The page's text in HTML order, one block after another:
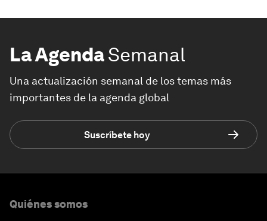
La AgendaSemanal
Una actualización semanal de los temas más
importantes de la agenda global
Suscríbete hoy
Quiénes somos